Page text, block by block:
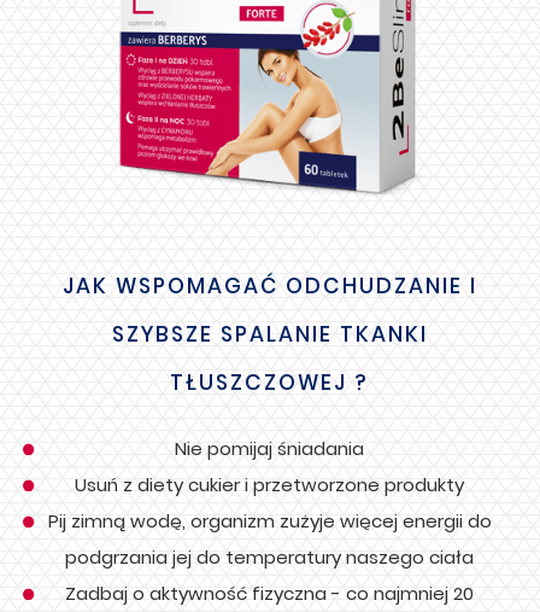
JAK WSPOMAGAĆ ODCHUDZANIE I
SZYBSZE SPALANIE TKANKI
TŁUSZCZOWEJ ?
Nie pomijaj śniadania
Usuń z diety cukier i przetworzone produkty
Pij zimną wodę, organizm zużyje więcej energii do
podgrzania jej do temperatury naszego ciała
Zadbaj o aktywność fizyczna - co najmniej 20